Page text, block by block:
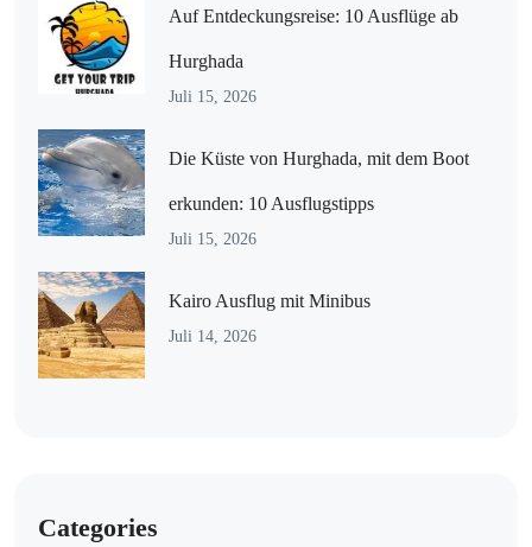
Auf Entdeckungsreise: 10 Ausflüge ab
Hurghada
Juli 15, 2026
Die Küste von Hurghada, mit dem Boot
erkunden: 10 Ausflugstipps
Juli 15, 2026
Kairo Ausflug mit Minibus
Juli 14, 2026
Categories